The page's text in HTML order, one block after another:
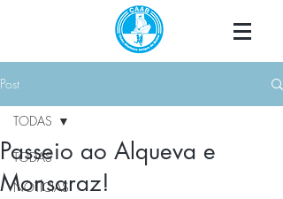
Post
TODAS
NOTÍCIAS
TODAS
Passeio ao Alqueva e
Monsaraz!